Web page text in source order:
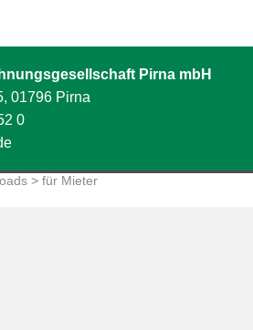
Pirna mbH
01796 Pirna
0
> für Mieter